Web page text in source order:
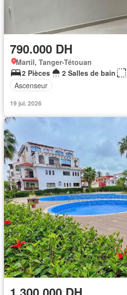
790.000 DH
Martil, Tanger-Tétouan
2 Pièces
2 Salles de bain
Ascenseur
19 jui. 2026